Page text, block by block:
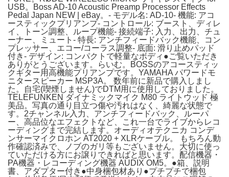
USB。Boss AD-10 Acoustic Preamp Processor Effects
Pedal Japan NEW | eBay。- モデル名: AD-10- 機能: アコ
ースティックプリアンプ- コントロール: ブースト、ディレ
イ、トーン調整、ループ機能- 接続端子: 入力、出力、チュ
ーナー、ミュート- 特長: アンチフィードバック機能、コン
プレッサー、エコー/コーラス調整- 底面: 滑り止めパッド
付き- デザイン: コンパクトで軽量なボディ●ご覧いただき
ありがとうございます。らいむ。BOSSのアコースティッ
クギター用高機能プリアンプです。YAMAHA パワードモ
ニタースピーカー MSP3A。 数年前に新品で購入しまし
た。自宅(喫煙しません)でDTM用に使用しておりました。
TELEFUNKEN ダイナミックマイク M80 ライトウッド 極
美品。写真の通り目立つ傷や汚れはなく、綺麗な状態で
す。2チャンネル入力、アンチフィードバック、ルーパ
ー、高品位なエフェクトなど、これ一台でライブからレコ
ーディングまで完結します。オーディオテクニカ コンデ
ンサーマイクロホン AT2020 + XLRケーブル。 もちろん動
作確認済みで、ノブのガリ等もございません。大切に使っ
ていただける方にお譲りできればと思います。配信機器・
PA機器・レコーディング機器 AUDIX OM5。●箱、説明
書、アダプター付き●中身梱包材あり●プチプチで梱包